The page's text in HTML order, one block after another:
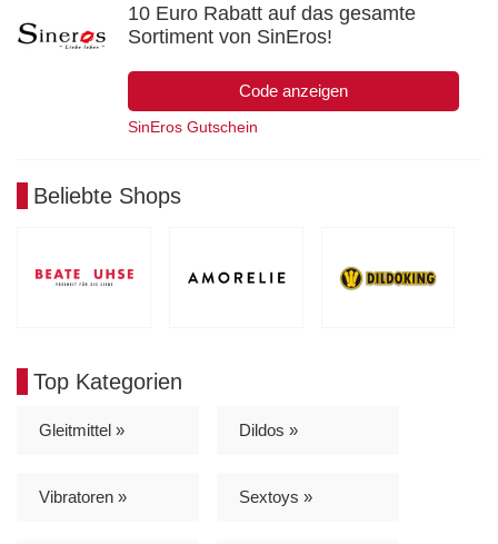
10 Euro Rabatt auf das gesamte
Sortiment von SinEros!
Code anzeigen
SinEros Gutschein
Beliebte Shops
Top Kategorien
Gleitmittel » Dildos »
Vibratoren » Sextoys »